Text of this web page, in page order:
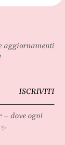
aggiornamenti
ISCRIVITI
– dove ogni